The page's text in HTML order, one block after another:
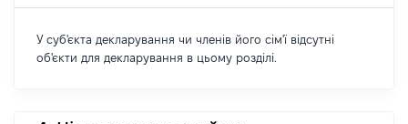
У суб'єкта декларування чи членів його сім'ї відсутні
об'єкти для декларування в цьому розділі.